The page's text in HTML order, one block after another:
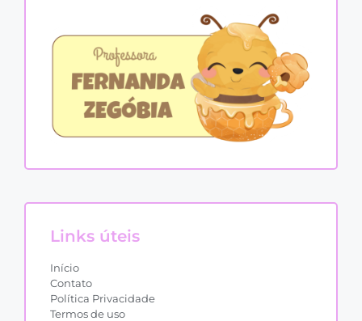
Links úteis
Início
Contato
Política Privacidade
Termos de uso